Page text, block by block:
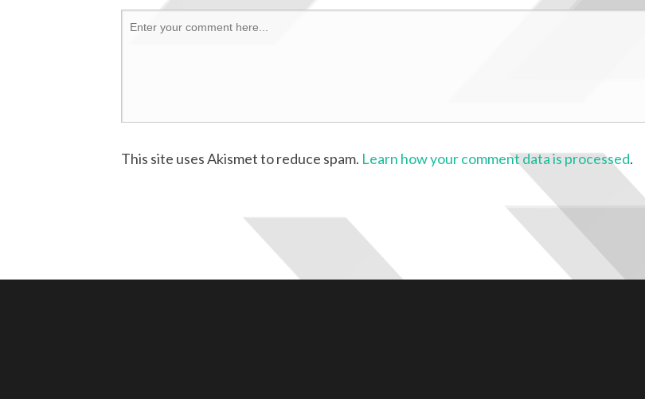
This site uses Akismet to reduce spam. Learn how your comment data is processed.